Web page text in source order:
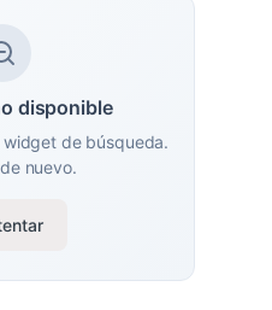
disponible
de búsqueda.
nuevo.